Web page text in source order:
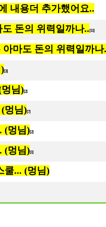
내용더 추가했어요..
돈의 위력일까나.. [11]
마도 돈의 위력일까나
[3]
님)[2]
멍님)[7]
(멍님)[2]
(멍님)[1]
쿨... (멍님)